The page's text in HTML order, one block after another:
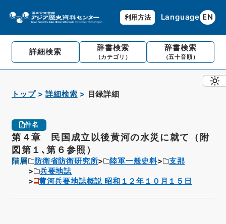
利用方法 Language EN
詳細検索 辞書検索
（カテゴリ）
辞書検索
（五十音順）
トップ 詳細検索 目録詳細
件名
第４章 民国成立以後黄河の水災に就て（附
図第１､第６参照）
階層 防衛省防衛研究所 陸軍一般史料
支那
兵要地誌
黄河兵要地誌概説 昭和１２年１０月１５日